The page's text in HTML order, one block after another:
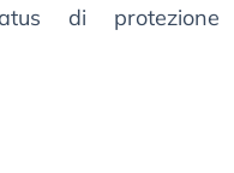
di protezione